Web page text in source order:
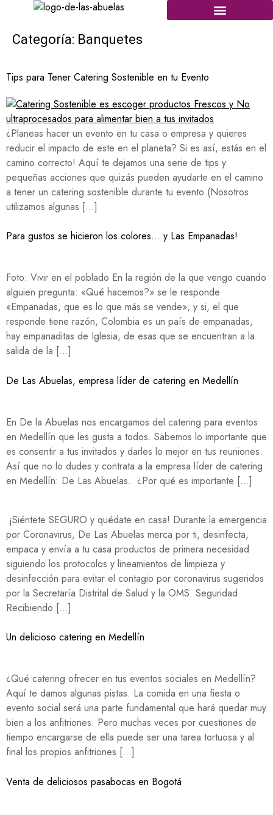
Categoría: Banquetes
Tips para Tener Catering Sostenible en tu Evento
¿Planeas hacer un evento en tu casa o empresa y quieres
reducir el impacto de este en el planeta? Si es así, estás en el
camino correcto! Aquí te dejamos una serie de tips y
pequeñas acciones que quizás pueden ayudarte en el camino
a tener un catering sostenible durante tu evento (Nosotros
utilizamos algunas […]
Para gustos se hicieron los colores… y Las Empanadas!
Foto: Vivir en el poblado En la región de la que vengo cuando
alguien pregunta: «Qué hacemos?» se le responde
«Empanadas, que es lo que más se vende», y si, el que
responde tiene razón, Colombia es un país de empanadas,
hay empanaditas de Iglesia, de esas que se encuentran a la
salida de la […]
De Las Abuelas, empresa líder de catering en Medellín
En De la Abuelas nos encargamos del catering para eventos
en Medellín que les gusta a todos. Sabemos lo importante que
es consentir a tus invitados y darles lo mejor en tus reuniones.
Así que no lo dudes y contrata a la empresa líder de catering
en Medellín: De Las Abuelas. ¿Por qué es importante […]
¡Siéntete SEGURO y quédate en casa! Durante la emergencia
por Coronavirus, De Las Abuelas merca por ti, desinfecta,
empaca y envía a tu casa productos de primera necesidad
siguiendo los protocolos y lineamientos de limpieza y
desinfección para evitar el contagio por coronavirus sugeridos
por la Secretaría Distrital de Salud y la OMS. Seguridad
Recibiendo […]
Un delicioso catering en Medellín
¿Qué catering ofrecer en tus eventos sociales en Medellín?
Aquí te damos algunas pistas. La comida en una fiesta o
evento social será una parte fundamental que hará quedar muy
bien a los anfitriones. Pero muchas veces por cuestiones de
tiempo encargarse de ella puede ser una tarea tortuosa y al
final los propios anfitriones […]
Venta de deliciosos pasabocas en Bogotá